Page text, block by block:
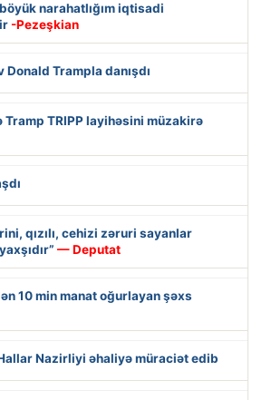
narahatlığım iqtisadi
-Pezeşkian
Trampla danışdı
Tramp TRIPP layihəsini müzakirə
qızılı, cehizi zəruri sayanlar
— Deputat
10 min manat oğurlayan şəxs
Nazirliyi əhaliyə müraciət edib